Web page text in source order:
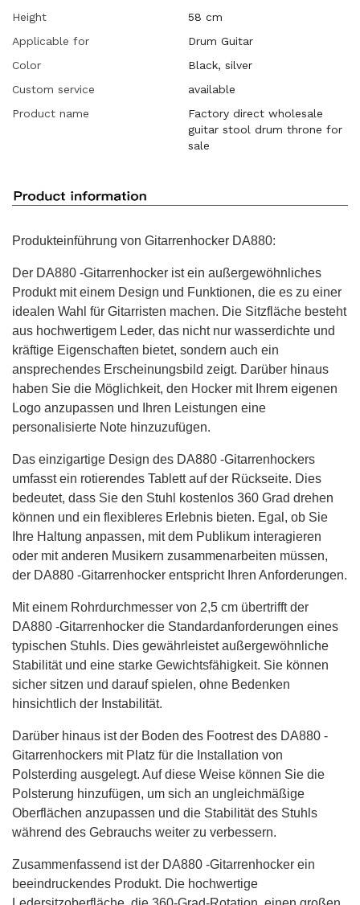
Height
58 cm
Applicable for
Drum Guitar
Color
Black, silver
Custom service
available
Product name
Factory direct wholesale
guitar stool drum throne for
sale